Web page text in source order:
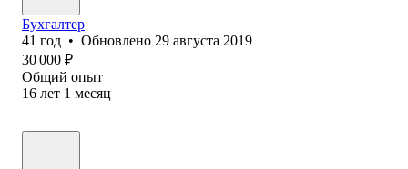
Бухгалтер
41 год • Обновлено 29 августа 2019
30 000 ₽
Общий опыт
16 лет 1 месяц